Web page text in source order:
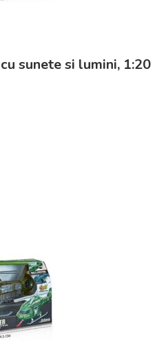
sunete si lumini, 1:20